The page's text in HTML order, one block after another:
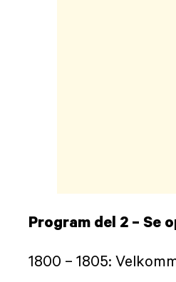
Program del 2 – Se
1800 – 1805: